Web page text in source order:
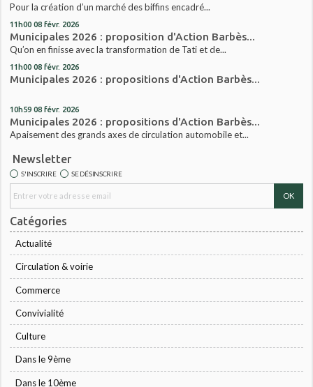
Pour la création d’un marché des biffins encadré...
11h00 08 févr. 2026
Municipales 2026 : proposition d'Action Barbès...
Qu’on en finisse avec la transformation de Tati et de...
11h00 08 févr. 2026
Municipales 2026 : propositions d'Action Barbès...
10h59 08 févr. 2026
Municipales 2026 : propositions d'Action Barbès...
Apaisement des grands axes de circulation automobile et...
Newsletter
S'INSCRIRE SE DÉSINSCRIRE
Catégories
Actualité
Circulation & voirie
Commerce
Convivialité
Culture
Dans le 9ème
Dans le 10ème